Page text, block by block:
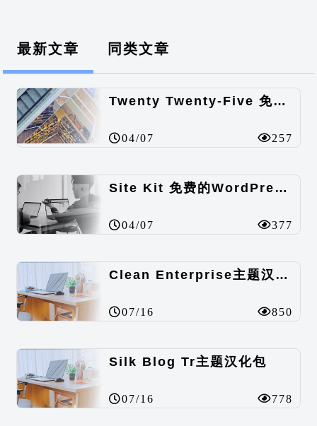
最新文章 同类文章
Twenty Twenty-Five 免费的WordPress内容主题
04/07 257
Site Kit 免费的WordPress数据统计插件
04/07 377
Clean Enterprise主题汉化包
07/16 850
Silk Blog Tr主题汉化包
07/16 778